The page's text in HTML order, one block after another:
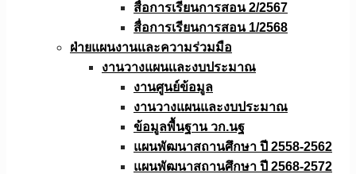
สื่อการเรียนการสอน 2/2567
สื่อการเรียนการสอน 1/2568
ฝ่ายแผนงานเเละความร่วมมือ
งานวางแผนเเละงบประมาณ
งานศูนย์ข้อมูล
งานวางแผนและงบประมาณ
ข้อมูลพื้นฐาน วก.นฐ
แผนพัฒนาสถานศึกษา ปี 2558-2562
แผนพัฒนาสถานศึกษา ปี 2568-2572